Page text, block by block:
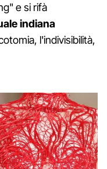
e si rifà
indiana
l'indivisibilità,